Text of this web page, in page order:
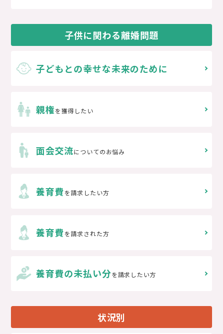
子供に関わる離婚問題
子どもとの幸せな未来のために
親権を獲得したい
面会交流についてのお悩み
養育費を請求したい方
養育費を請求された方
養育費の未払い分を請求したい方
状況別